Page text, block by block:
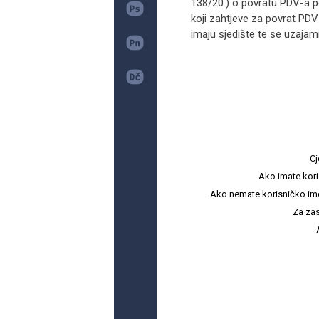
138/20.) o povratu PDV-a
koji zahtjeve za povrat
imaju sjedište te se
Ako imate
Ako nemate korisničko
Za